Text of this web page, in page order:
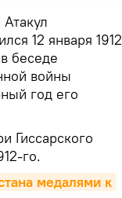
12 января 1912
беседе
войны
год его
Гиссарского
го.
медалями к